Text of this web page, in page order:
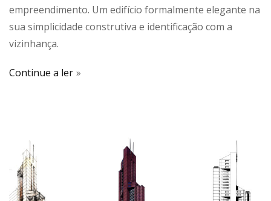
empreendimento. Um edifício formalmente elegante na
sua simplicidade construtiva e identificação com a
vizinhança.
Continue a ler